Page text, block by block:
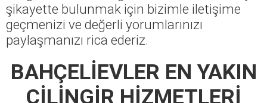
şikayette bulunmak için bizimle iletişime
geçmenizi ve değerli yorumlarınızı
paylaşmanızı rica ederiz.
BAHÇELİEVLER EN YAKIN
ÇİLİNGİR HİZMETLERİ